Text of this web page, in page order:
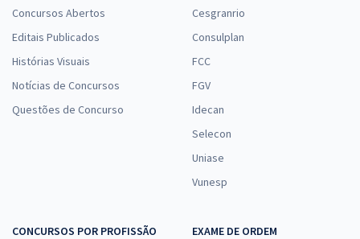
Concursos Abertos
Editais Publicados
Histórias Visuais
Notícias de Concursos
Questões de Concurso
Cesgranrio
Consulplan
FCC
FGV
Idecan
Selecon
Uniase
Vunesp
CONCURSOS POR PROFISSÃO
EXAME DE ORDEM